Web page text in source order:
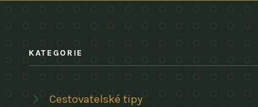
KATEGORIE
Cestovatelské tipy